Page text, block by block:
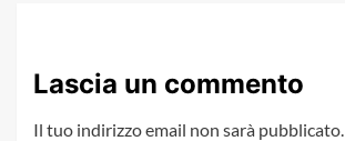
Lascia un commento
Il tuo indirizzo email non sarà pubblicato.